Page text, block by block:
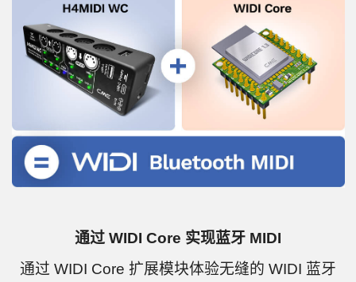
通过 WIDI Core 实现蓝牙 MIDI
通过 WIDI Core 扩展模块体验无缝的 WIDI 蓝牙